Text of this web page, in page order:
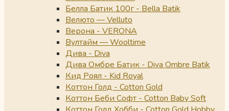
Белла Батик 100г - Bella Batik
Велюто — Velluto
Верона - VERONA
Вултайм — Wooltime
Дива - Diva
Дива Омбре Батик - Diva Ombre Batik
Кид Роял - Kid Royal
Коттон Голд - Cotton Gold
Коттон Беби Софт - Cotton Baby Soft